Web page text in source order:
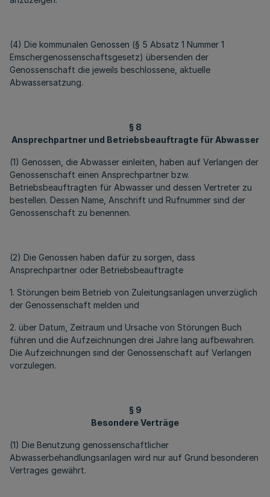
(4) Die kommunalen Genossen (§ 5 Absatz 1 Nummer 1
Emschergenossenschaftsgesetz) übersenden der
Genossenschaft die jeweils beschlossene, aktuelle
Abwassersatzung.
§ 8
Ansprechpartner und Betriebsbeauftragte für Abwasser
(1) Genossen, die Abwasser einleiten, haben auf Verlangen der
Genossenschaft einen Ansprechpartner bzw.
Betriebsbeauftragten für Abwasser und dessen Vertreter zu
bestellen. Dessen Name, Anschrift und Rufnummer sind der
Genossenschaft zu benennen.
(2) Die Genossen haben dafür zu sorgen, dass
Ansprechpartner oder Betriebsbeauftragte
1. Störungen beim Betrieb von Zuleitungsanlagen unverzüglich
der Genossenschaft melden und
2. über Datum, Zeitraum und Ursache von Störungen Buch
führen und die Aufzeichnungen drei Jahre lang aufbewahren.
Die Aufzeichnungen sind der Genossenschaft auf Verlangen
vorzulegen.
§ 9
Besondere Verträge
(1) Die Benutzung genossenschaftlicher
Abwasserbehandlungsanlagen wird nur auf Grund besonderen
Vertrages gewährt.